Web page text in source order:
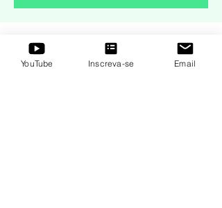
Horário e local
01 de abr. de 2021, 19:00 – 20:00
YouTube Inscreva-se Email